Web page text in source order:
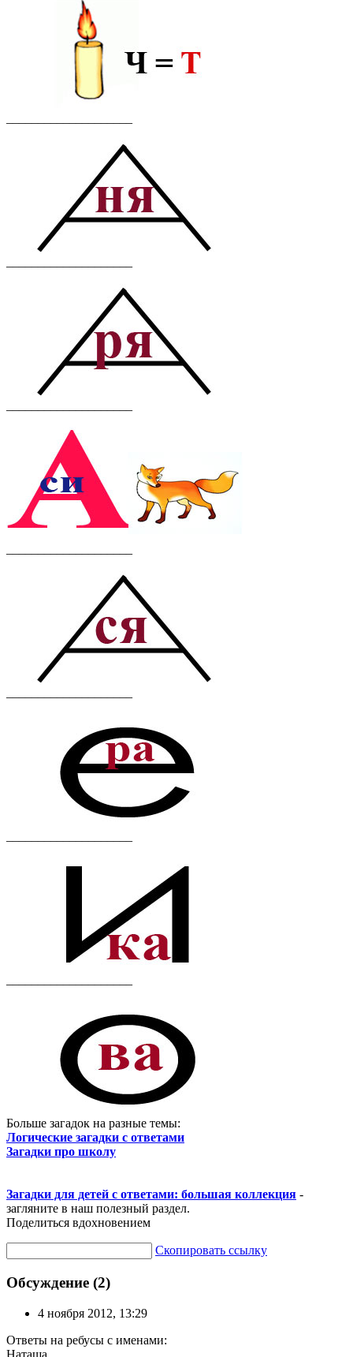
Больше загадок на разные темы:
Логические загадки с ответами
Загадки про школу
Загадки для детей с ответами: большая коллекция -
загляните в наш полезный раздел.
Поделиться вдохновением
Скопировать ссылку
Обсуждение (2)
4 ноября 2012, 13:29
Ответы на ребусы с именами:
Наташа